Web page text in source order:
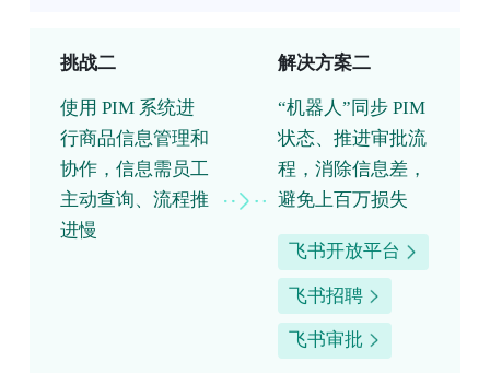
挑战二
使用 PIM 系统进
行商品信息管理和
协作，信息需员工
主动查询、流程推
进慢
解决方案二
“机器人”同步 PIM
状态、推进审批流
程，消除信息差，
避免上百万损失
飞书开放平台
飞书招聘
飞书审批